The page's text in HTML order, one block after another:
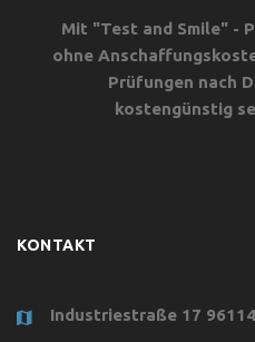
Mit "Test and Smile" -
ohne
Prüfungen nach
kostengünstig
KONTAKT
Industriestraße 17